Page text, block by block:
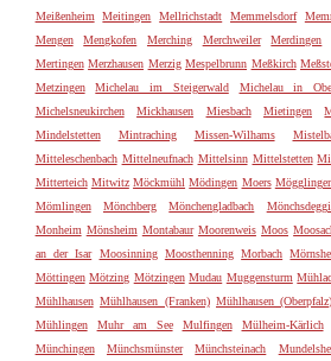
Meißenheim
Meitingen Mellrichstadt Memmelsdorf
Mengen
Mengkofen Merching Merchweiler Merdingen
Mertingen Merzhausen Merzig Mespelbrunn Meßkirch
Metzingen
Michelau im Steigerwald Michelau in
Michelsneukirchen
Mickhausen Miesbach Mietingen
Mindelstetten
Mintraching Missen-Wilhams
Mitteleschenbach Mittelneufnach Mittelsinn Mittelstetten
Mitterteich Mitwitz Möckmühl Mödingen Moers
Mömlingen
Mönchberg Mönchengladbach
Monheim Mönsheim Montabaur Moorenweis Moos
an der Isar
Moosinning Moosthenning Morbach
Möttingen Mötzing Mötzingen Mudau Muggensturm
Mühlhausen Mühlhausen (Franken) Mühlhausen (Oberpfalz)
Mühlingen
Muhr am See Mulfingen Mülheim-Kärlich
Münchingen
Münchsmünster Münchsteinach